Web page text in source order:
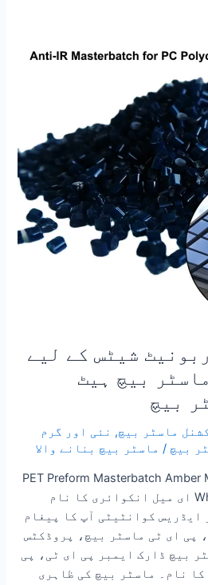
شیٹس کے لیے
بیچ ہیٹ
بیچ
ماسٹر بیچ, نئی اور گرم
بیچ / ماسٹر بیچ بنانے والا
PET Preform Masterbatch Amber
PET انکوائری What'sApp ای میل انکوائری کا نام
ایڈریس کوانٹیٹی آپ کا پیغام
پی ای ٹی ماسٹر بیچ، پروڈکٹس
بیچ ڈارک ایمبر پی ای ٹی، پی
نام۔ ماسٹر بیچ کی ظاہری